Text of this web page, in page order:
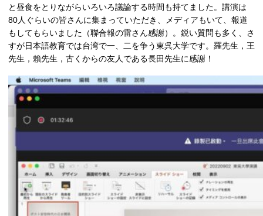
と昼食をとりながらいろいろ議論する時間も持てました。講演は
80人ぐらいの皆さんに集まっていただき、メディアもいて、報道
もしてもらいました（聯合報の雷さん感謝）。鋭い質問も多く、さ
すが日本語教育では台湾で一、二を争う東呉大学です。羅先生，王
先生，賴先生，古くからの友人である長田先生に感謝！